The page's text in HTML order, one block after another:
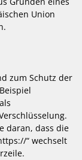
Union
zum Schutz der
daran, dass die
“ wechselt